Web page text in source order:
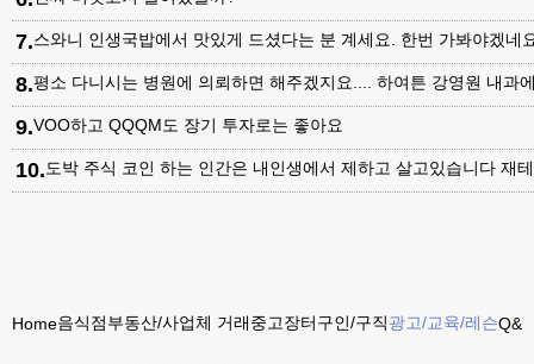
7.스와니 인생국밥에서 맛있게 드셨다는 분 계세요. 한번 가봐야겠네
8.평소 다니시는 병원에 의뢰하면 해주겠지요.... 하여튼 강영원 내과
9.VOO하고 QQQM도 장기 투자로는 좋아요
10.도박 주식 코인 하는 인간은 내인생에서 제하고 살고있습니다 재
Home음식점부동산/사업체 거래중고장터구인/구직광고/교육/레슨Q&A